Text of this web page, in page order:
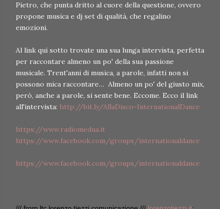
Pietro, che punta dritto al cuore della questione, ovvero
propone musica e dj set di qualità, che regalino
emozioni.
Al link qui sotto trovate una sua lunga intervista, perfetta
per raccontare almeno un po' della sua passione
musicale. Trent'anni di musica, a parole, infatti non si
possono mica raccontare… Almeno un po' del giusto mix,
però, anche a parole, si sente bene. Eccome. Ecco il link
all'intervista: http://bit.ly/AllaDisco-InternationalDance
https://www.radiomedua.it
https://www.facebook.com/groups/internationaldance
https://www.facebook.com/groups/internationaldance